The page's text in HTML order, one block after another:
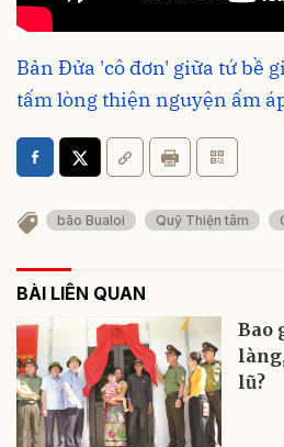
Bản Đửa 'cô đơn' giữa tứ bề
tấm lòng thiện nguyện ấm
bão Bualoi Quỹ Thiện tâm
BÀI LIÊN QUAN
Bao
lũ?